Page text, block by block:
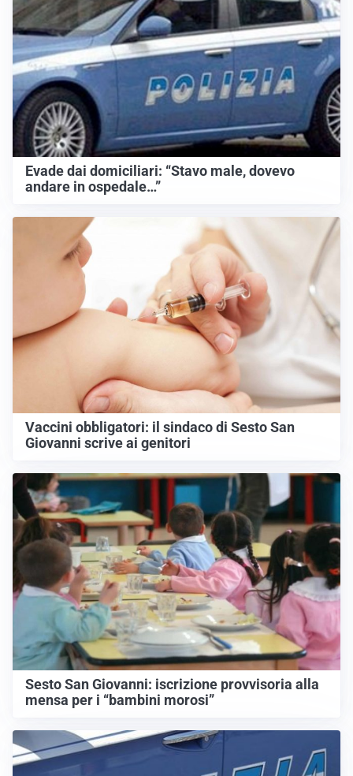
Evade dai domiciliari: “Stavo male, dovevo
andare in ospedale…”
Vaccini obbligatori: il sindaco di Sesto San
Giovanni scrive ai genitori
Sesto San Giovanni: iscrizione provvisoria alla
mensa per i “bambini morosi”